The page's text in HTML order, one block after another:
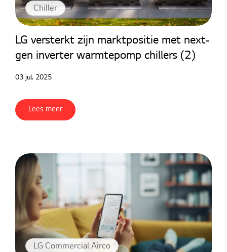
Chiller
LG versterkt zijn marktpositie met next-
gen inverter warmtepomp chillers (2)
03 jul. 2025
Lees meer
LG Commercial Airco